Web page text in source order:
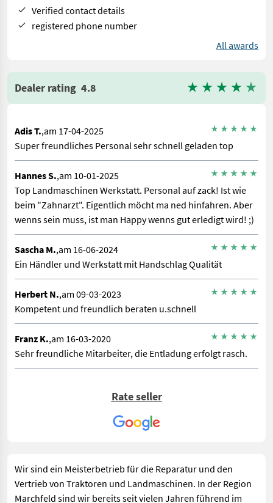
Verified contact details
registered phone number
All awards
Dealer rating 4.8
Adis T.,am 17-04-2025
Super freundliches Personal sehr schnell geladen top
Hannes S.,am 10-01-2025
Top Landmaschinen Werkstatt. Personal auf zack! Ist wie
beim "Zahnarzt". Eigentlich möcht ma ned hinfahren. Aber
wenns sein muss, ist man Happy wenns gut erledigt wird! ;)
Sascha M.,am 16-06-2024
Ein Händler und Werkstatt mit Handschlag Qualität
Herbert N.,am 09-03-2023
Kompetent und freundlich beraten u.schnell
Franz K.,am 16-03-2020
Sehr freundliche Mitarbeiter, die Entladung erfolgt rasch.
Rate seller
Wir sind ein Meisterbetrieb für die Reparatur und den
Vertrieb von Traktoren und Landmaschinen. In der Region
Marchfeld sind wir bereits seit vielen Jahren führend im